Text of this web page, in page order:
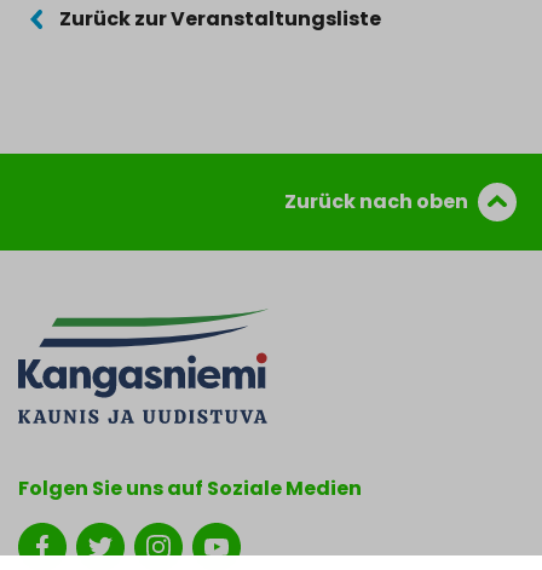
Zurück zur Veranstaltungsliste
Zurück nach oben
Folgen Sie uns auf Soziale Medien